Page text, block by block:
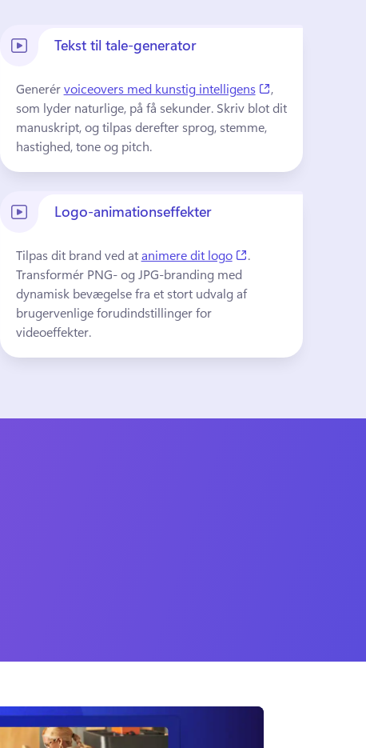
Tekst til tale-generator
Generér voiceovers med kunstig intelligens
,
som lyder naturlige, på få sekunder. Skriv blot dit
manuskript, og tilpas derefter sprog, stemme,
hastighed, tone og pitch.
Logo-animationseffekter
Tilpas dit brand ved at animere dit logo
.
Transformér PNG- og JPG-branding med
dynamisk bevægelse fra et stort udvalg af
brugervenlige forudindstillinger for
videoeffekter.